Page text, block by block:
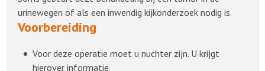
urinewegen of als een inwendig kijkonderzoek nodig is.
Voorbereiding
Voor deze operatie moet u nuchter zijn. U krijgt
hierover informatie.